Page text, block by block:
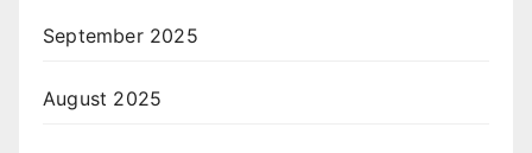
September 2025
August 2025